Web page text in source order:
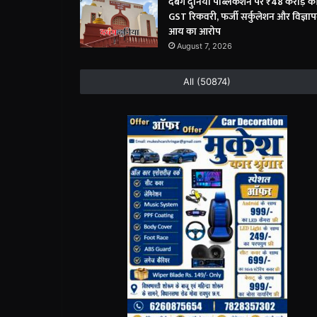
GST रिकवरी, फर्जी सर्कुलेशन और
आय का आरोप
August 7, 2026
All (50874)